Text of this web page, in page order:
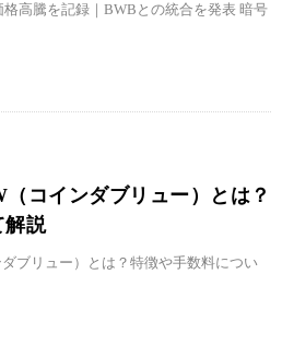
高騰を記録｜BWBとの統合を発表 暗号
コインダブリュー）とは？
解説
ブリュー）とは？特徴や手数料につい